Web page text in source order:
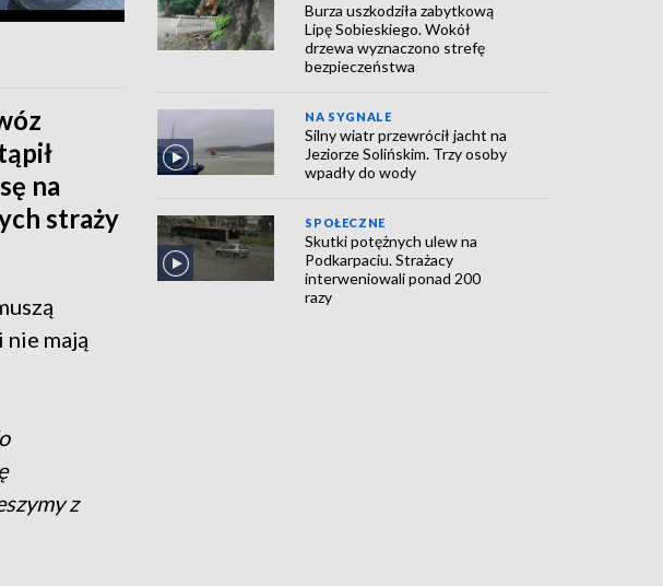
na
straży
mają
z
Burza uszkodziła zabytkową
Lipę Sobieskiego. Wokół
drzewa wyznaczono strefę
bezpieczeństwa
NA SYGNALE
Silny wiatr przewrócił jacht na
Jeziorze Solińskim. Trzy osoby
wpadły do wody
SPOŁECZNE
Skutki potężnych ulew na
Podkarpaciu. Strażacy
interweniowali ponad 200
razy